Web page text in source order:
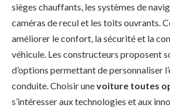
sièges chauffants, les systèmes de
caméras de recul et les toits ouvrants.
améliorer le confort, la sécurité et la
véhicule. Les constructeurs proposent
d’options permettant de personnaliser
conduite. Choisir unevoiture toutes
s’intéresser aux technologies et aux